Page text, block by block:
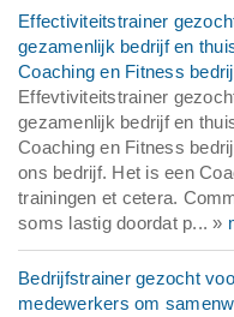
Effectiviteitstrainer
gezamenlijk bedrijf en
Coaching en Fitness
Effevtiviteitstrainer
gezamenlijk bedrijf en
Coaching en Fitness
ons bedrijf. Het is een
trainingen et cetera.
soms lastig doordat p... »
Bedrijfstrainer gezocht
medewerkers om